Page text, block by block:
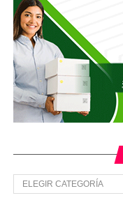
dos jóvenes
Secciones